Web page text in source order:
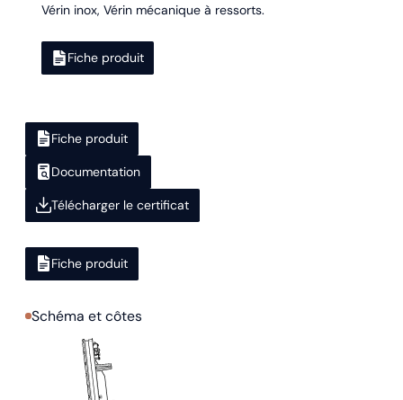
Vérin inox, Vérin mécanique à ressorts.
Fiche produit
Fiche produit
Documentation
Télécharger le certificat
Fiche produit
Schéma et côtes